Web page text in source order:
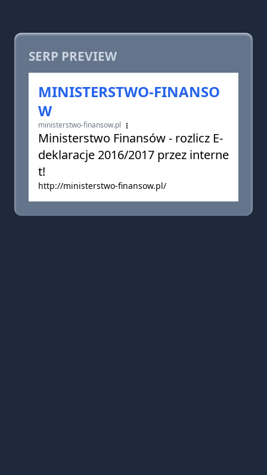
SERP PREVIEW
MINISTERSTWO-FINANSO
W
ministerstwo-finansow.pl
Ministerstwo Finansów - rozlicz E-
deklaracje 2016/2017 przez interne
t!
http://ministerstwo-finansow.pl/